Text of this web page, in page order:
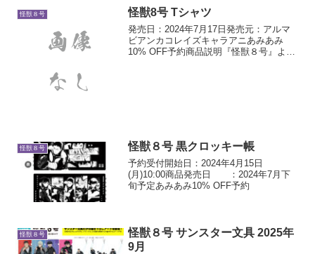
怪獣８号 怪獣8号 Tシャツ
発売日：2024年7月17日発売元：アルマ
ビアンカコレイズキャラアニあみあみ
10% OFF予約商品説明『怪獣８号』よ
怪獣８号 怪獣８号 黒クロッキー帳
予約受付開始日：2024年4月15日
(月)10:00商品発売日 ：2024年7月下
旬予定あみあみ10% OFF予約
怪獣８号
怪獣８号 サンスター文具 2025年
9月